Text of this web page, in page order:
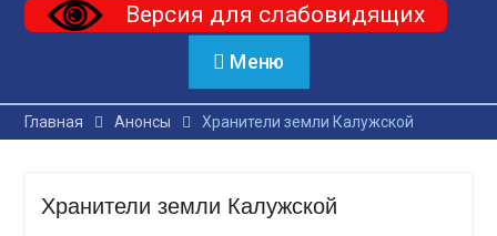
Версия для слабовидящих
Меню
Главная Анонсы Хранители земли Калужской
Хранители земли Калужской